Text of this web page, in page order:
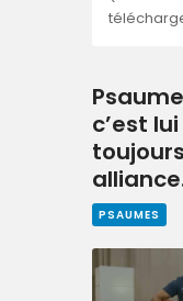
c’est
PSAUMES